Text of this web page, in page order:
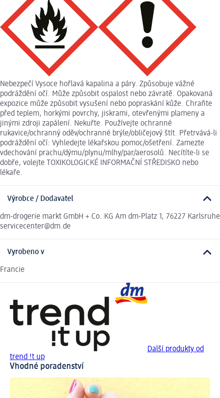
Nebezpečí Vysoce hořlavá kapalina a páry. Způsobuje vážné
podráždění očí. Může způsobit ospalost nebo závratě. Opakovaná
expozice může způsobit vysušení nebo popraskání kůže. Chraňte
před teplem, horkými povrchy, jiskrami, otevřenými plameny a
jinými zdroji zapálení. Nekuřte. Používejte ochranné
rukavice/ochranný oděv/ochranné brýle/obličejový štít. Přetrvává-li
podráždění očí: Vyhledejte lékařskou pomoc/ošetření. Zamezte
vdechování prachu/dýmu/plynu/mlhy/par/aerosolů. Necítíte-li se
dobře, volejte TOXIKOLOGICKÉ INFORMAČNÍ STŘEDISKO nebo
lékaře.
Výrobce / Dodavatel
dm-drogerie markt GmbH + Co. KG Am dm-Platz 1, 76227 Karlsruhe
servicecenter@dm.de
Vyrobeno v
Francie
Další produkty od
trend !t up
Vhodné poradenství